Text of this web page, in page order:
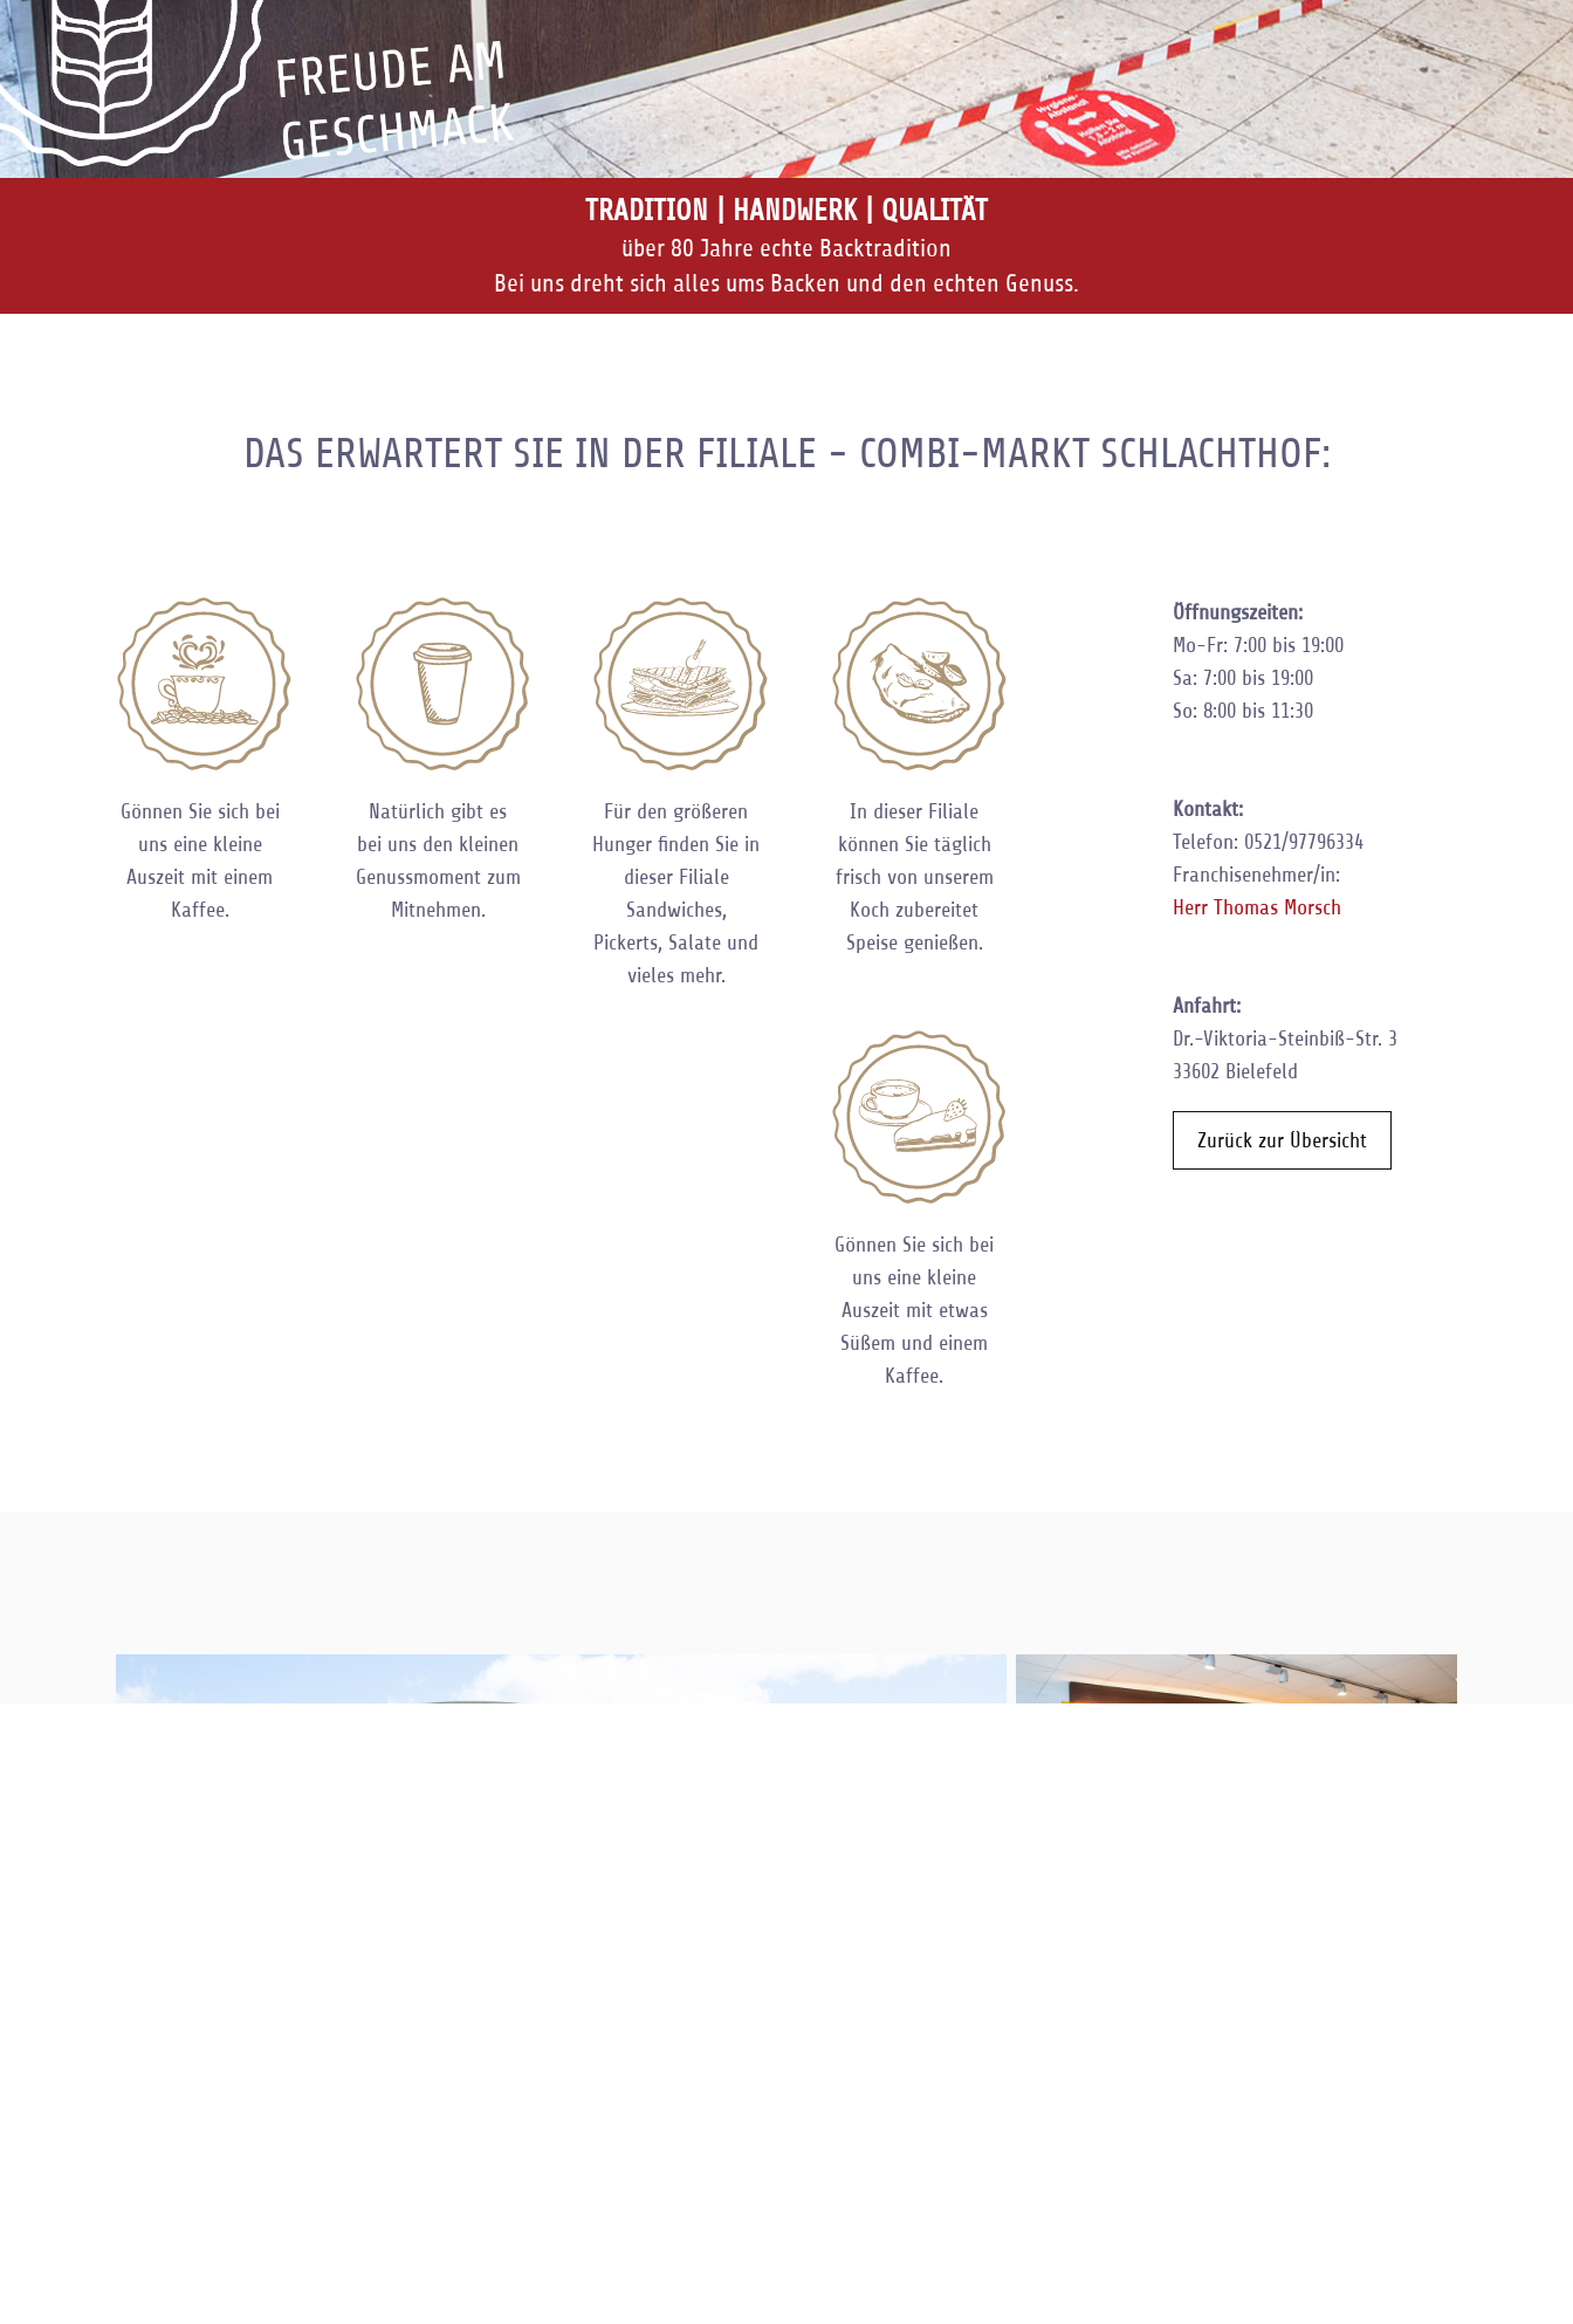
TRADITION | HANDWERK | QUALITÄT
über 80 Jahre echte Backtradition
Bei uns dreht sich alles ums Backen und den echten Genuss.
DAS ERWARTERT SIE IN DER FILIALE - COMBI-MARKT SCHLACHTHOF:
Gönnen Sie sich bei
uns eine kleine
Auszeit mit einem
Kaffee.
Natürlich gibt es
bei uns den kleinen
Genussmoment zum
Mitnehmen.
Für den größeren
Hunger finden Sie in
dieser Filiale
Sandwiches,
Pickerts, Salate und
vieles mehr.
In dieser Filiale
können Sie täglich
frisch von unserem
Koch zubereitet
Speise genießen.
Gönnen Sie sich bei
uns eine kleine
Auszeit mit etwas
Süßem und einem
Kaffee.
Öffnungszeiten:
Mo-Fr: 7:00 bis 19:00
Sa: 7:00 bis 19:00
So: 8:00 bis 11:30
Kontakt:
Telefon: 0521/97796334
Franchisenehmer/in:
Herr Thomas Morsch
Anfahrt:
Dr.-Viktoria-Steinbiß-Str. 3
33602 Bielefeld
Zurück zur Übersicht